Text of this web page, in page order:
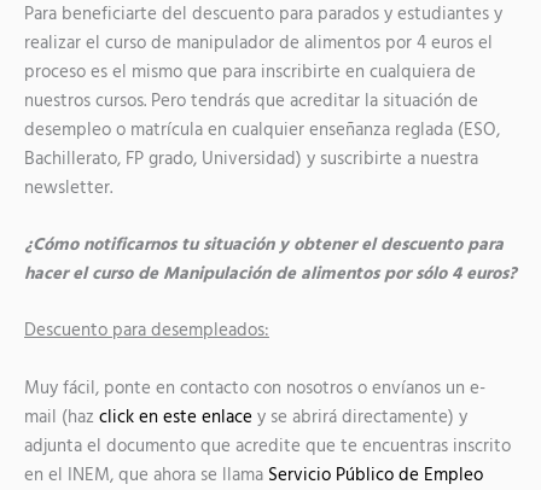
Para beneficiarte del descuento para parados y estudiantes y
realizar el curso de manipulador de alimentos por 4 euros el
proceso es el mismo que para inscribirte en cualquiera de
nuestros cursos. Pero tendrás que acreditar la situación de
desempleo o matrícula en cualquier enseñanza reglada (ESO,
Bachillerato, FP grado, Universidad) y suscribirte a nuestra
newsletter.
¿Cómo notificarnos tu situación y obtener el descuento para
hacer el curso de Manipulación de alimentos por sólo 4 euros?
Descuento para desempleados:
Muy fácil, ponte en contacto con nosotros o envíanos un e-
mail (haz click en este enlace y se abrirá directamente) y
adjunta el documento que acredite que te encuentras inscrito
en el INEM, que ahora se llama Servicio Público de Empleo